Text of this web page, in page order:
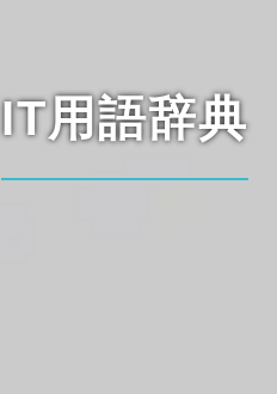
IT用語辞典